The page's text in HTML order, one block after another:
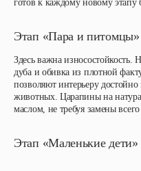
готов к каждому новому этапу
Этап «Пара и питомцы»
Здесь важна износостойкость.
дуба и обивка из плотной
позволяют интерьеру
животных. Царапины на
маслом, не требуя замены
Этап «Маленькие дети»